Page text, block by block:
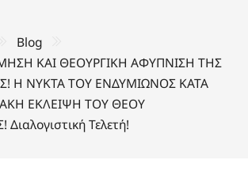
Blog
ΚΑΙ ΘΕΟΥΡΓΙΚΗ ΑΦΥΠΝΙΣΗ ΤΗΣ
Η ΝΥΚΤΑ ΤΟΥ ΕΝΔΥΜΙΩΝΟΣ ΚΑΤΑ
ΕΚΛΕΙΨΗ ΤΟΥ ΘΕΟΥ
Τελετή!